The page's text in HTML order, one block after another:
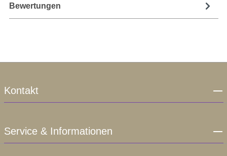
Bewertungen
Kontakt
Service & Informationen